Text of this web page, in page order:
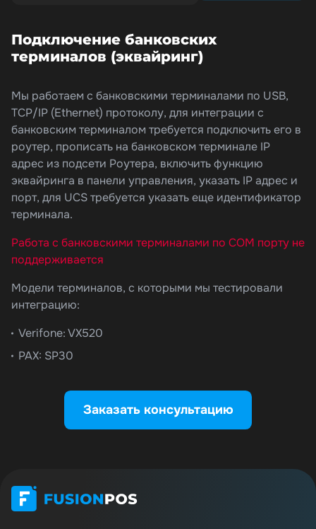
Подключение банковских
терминалов (эквайринг)
Мы работаем с банковскими терминалами по USB,
TCP/IP (Ethernet) протоколу, для интеграции с
банковским терминалом требуется подключить его в
роутер, прописать на банковском терминале IP
адрес из подсети Роутера, включить функцию
эквайринга в панели управления, указать IP адрес и
порт, для UCS требуется указать еще идентификатор
терминала.
Работа с банковскими терминалами по COM порту не
поддерживается
Модели терминалов, с которыми мы тестировали
интеграцию:
Verifone: VX520
PAX: SP30
Заказать консультацию